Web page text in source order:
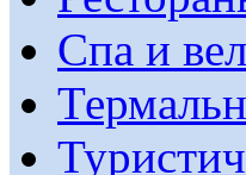
Спа и